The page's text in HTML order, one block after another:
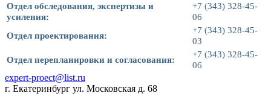
Отдел обследования, экспертизы и
усиления:
+7 (343) 328-45-
06
Отдел проектирования:
+7 (343) 328-45-
03
Отдел перепланировки и согласования:
+7 (343) 328-45-
06
expert-proect@list.ru
г. Екатеринбург ул. Московская д. 68